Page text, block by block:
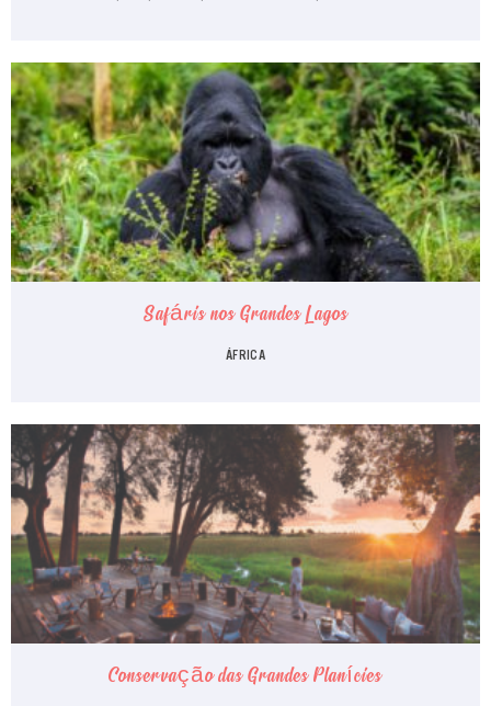
Safáris nos Grandes Lagos
ÁFRICA
Conservação das Grandes Planícies